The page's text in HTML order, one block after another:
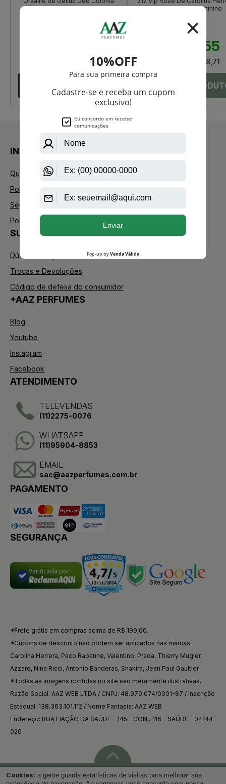
R$ 20,58
Eau De Parfum Feminino
R$ 489,00
R$ 464,55
R$ 38,71
INSTITUCIONAL
Quem Somos
Política de Privacidade
Segurança
Política de Troca
SUPORTE
Dúvidas Frequentes
Trocas e Devoluções
Código de defesa do consumidor
+AAZ PERFUMES
Blog
Youtube
Instagram
Facebook
ATENDIMENTO
TELEVENDAS
(11)2275-0076
WHATSAPP
(11)95904-8853
EMAIL
sac@aazperfumes.com.br
PAGAMENTO
SEGURANÇA
Verificada por
*Frete grátis em compras acima de R$ 199,00.
*Cupons de desconto não podem ser aplicados nas marcas:
Carolina Herrera, Paco Rabanne, Valentino, Prada, Thierry Mugler,
Azzaro, Nina Ricci, Antonio Banderas, Shakira, Jean Paul Gaultier.
*Todas as imagens contidas no site são meramente ilustrativas.
Razão Social: AAZ WEB LTDA / CNPJ: 48.970.074/0001-87 / Inscrição
Estadual: 138.363.101.112 / Nome Fantasia: AAZ WEB
Endereço: RUA FIAÇÃO DA SAÚDE - 145 - CONJ 116 - SAÚDE - 04144-
020
Voltar ao topo
Cookies: a gente guarda estatísticas de visitas para melhorar sua